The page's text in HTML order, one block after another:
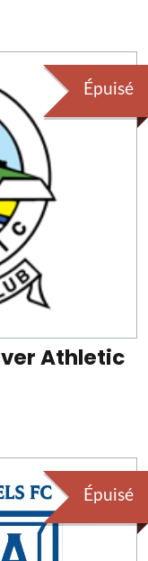
Épuisé
Athletic
Épuisé